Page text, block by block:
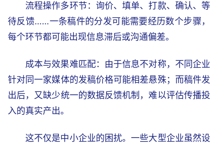
流程操作多环节：询价、填单、打款、确认、等
待反馈……一条稿件的分发可能需要经历数个步骤，
每个环节都可能出现信息滞后或沟通偏差。
成本与效果难匹配：由于信息不对称，不同企业
针对同一家媒体的发稿价格可能相差悬殊；而稿件发
出后，又缺少统一的数据反馈机制，难以评估传播投
入的真实产出。
这不仅是中小企业的困扰。一些大型企业虽然设